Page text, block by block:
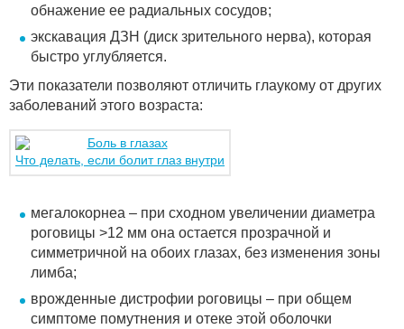
обнажение ее радиальных сосудов;
экскавация ДЗН (диск зрительного нерва), которая
быстро углубляется.
Эти показатели позволяют отличить глаукому от других
заболеваний этого возраста:
Что делать, если болит глаз внутри
мегалокорнеа – при сходном увеличении диаметра
роговицы >12 мм она остается прозрачной и
симметричной на обоих глазах, без изменения зоны
лимба;
врожденные дистрофии роговицы – при общем
симптоме помутнения и отеке этой оболочки